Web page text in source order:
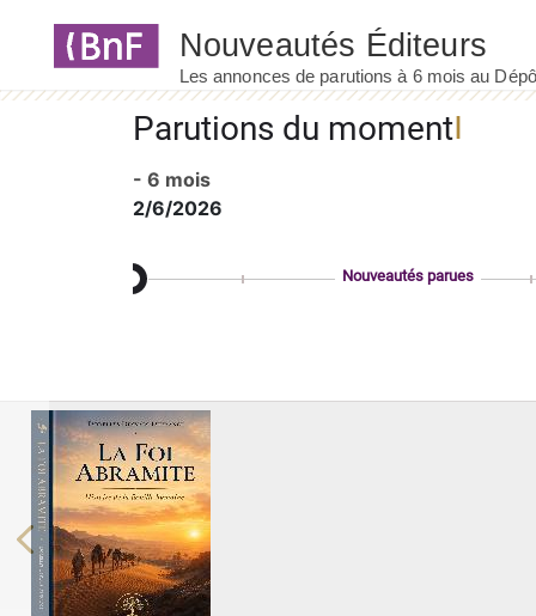
Parutions du moment
- 6 mois
2/6/2026
Nouveautés parues
Previous